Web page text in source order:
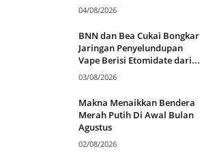
04/08/2026
BNN dan Bea Cukai Bongkar
Jaringan Penyelundupan
Vape Berisi Etomidate dari...
03/08/2026
Makna Menaikkan Bendera
Merah Putih Di Awal Bulan
Agustus
02/08/2026